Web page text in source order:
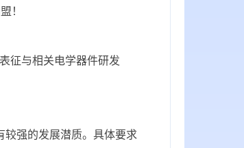
！
征与相关电学器件研发
较强的发展潜质。 具体要求